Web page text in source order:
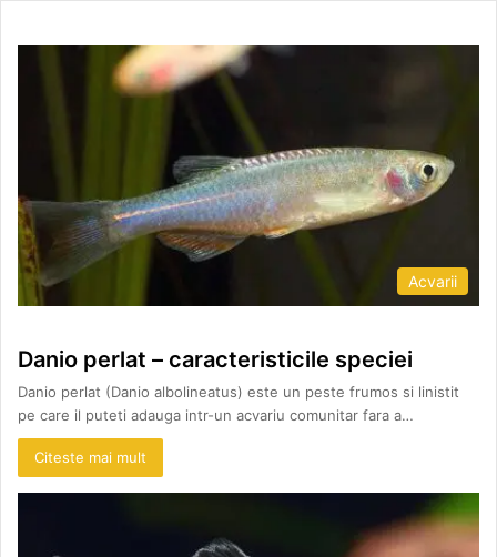
Acvarii
Danio perlat – caracteristicile speciei
Danio perlat (Danio albolineatus) este un peste frumos si linistit
pe care il puteti adauga intr-un acvariu comunitar fara a…
Citeste mai mult